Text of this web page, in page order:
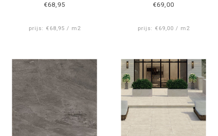
€68,95
prijs: €68,95 / m2
€69,00
prijs: €69,00 / m2